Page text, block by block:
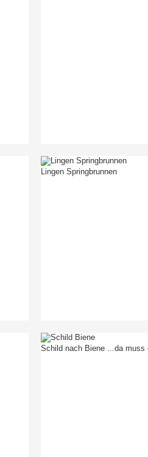
Lingen Springbrunnen
Schild nach Biene ...da muss